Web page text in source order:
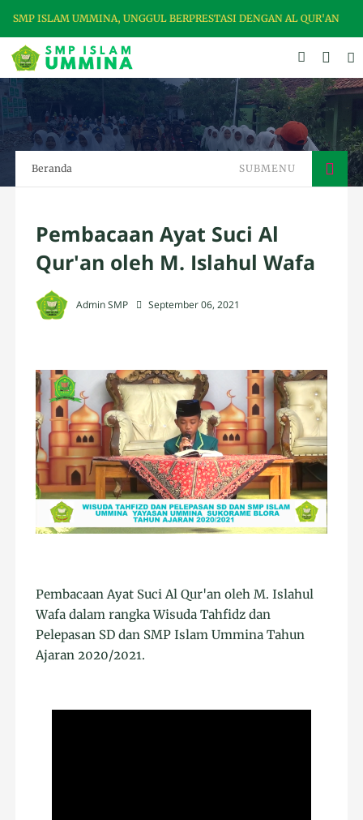
ISLAM UMMINA, UNGGUL BERPRESTASI DENGAN AL QUR'AN
Beranda SUBMENU
Pembacaan Ayat Suci Al
Qur'an oleh M. Islahul Wafa
Admin SMP September 06, 2021
Pembacaan Ayat Suci Al Qur'an oleh M. Islahul
Wafa dalam rangka Wisuda Tahfidz dan
Pelepasan SD dan SMP Islam Ummina Tahun
Ajaran 2020/2021.